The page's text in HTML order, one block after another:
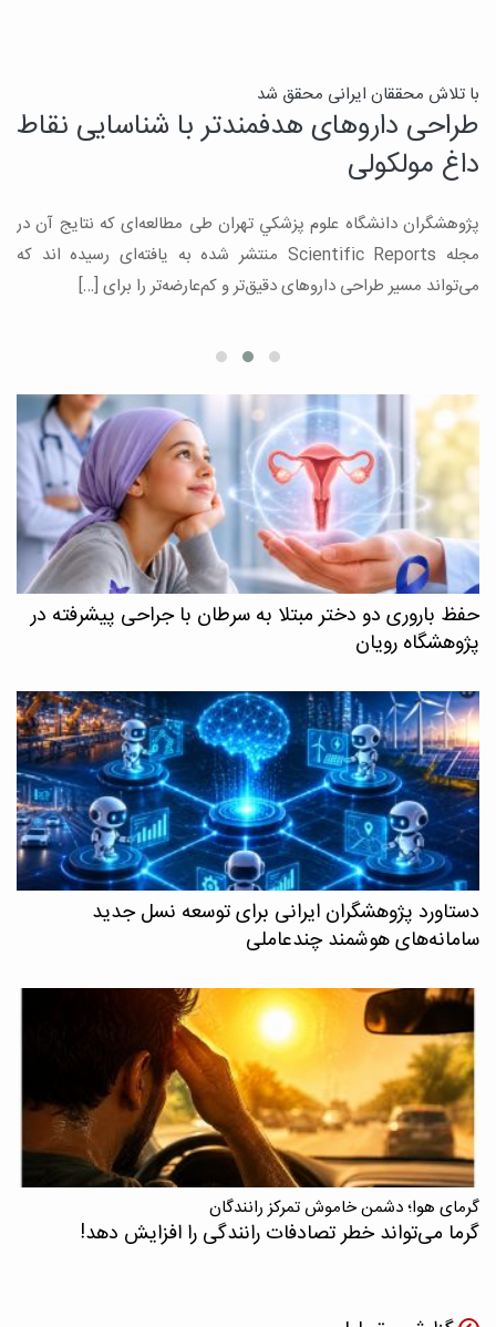
با تلاش محققان ایرانی محقق شد
طراحی داروهای هدفمندتر با شناسایی نقاط
داغ مولکولی
پژوهشگران دانشگاه علوم پزشكي تهران طی مطالعه‌ای که نتایج آن در
مجله Scientific Reports منتشر شده به یافته‌ای رسیده اند که
می‌تواند مسیر طراحی داروهای دقیق‌تر و کم‌عارضه‌تر را برای […]
حفظ باروری دو دختر مبتلا به سرطان با جراحی پیشرفته در
پژوهشگاه رویان
دستاورد پژوهشگران ایرانی برای توسعه نسل جدید
سامانه‌های هوشمند چندعاملی
گرمای هوا؛ دشمن خاموش تمرکز رانندگان
گرما می‌تواند خطر تصادفات رانندگی را افزایش دهد!